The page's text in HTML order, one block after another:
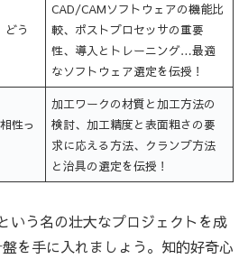
どう
CAD/CAMソフトウェアの機能比
較、ポストプロセッサの重要
性、導入とトレーニング…最適
なソフトウェア選定を伝授！
性っ
加工ワークの材質と加工方法の
検討、加工精度と表面粗さの要
求に応える方法、クランプ方法
と治具の選定を伝授！
いう名の壮大なプロジェクトを成
を手に入れましょう。知的好奇心